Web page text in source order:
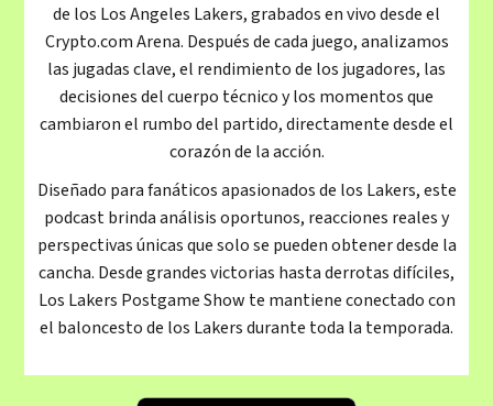
de los Los Angeles Lakers, grabados en vivo desde el
Crypto.com Arena. Después de cada juego, analizamos
las jugadas clave, el rendimiento de los jugadores, las
decisiones del cuerpo técnico y los momentos que
cambiaron el rumbo del partido, directamente desde el
corazón de la acción.
Diseñado para fanáticos apasionados de los Lakers, este
podcast brinda análisis oportunos, reacciones reales y
perspectivas únicas que solo se pueden obtener desde la
cancha. Desde grandes victorias hasta derrotas difíciles,
Los Lakers Postgame Show te mantiene conectado con
el baloncesto de los Lakers durante toda la temporada.